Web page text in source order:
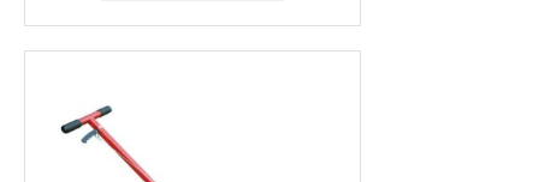
à
418,00 €